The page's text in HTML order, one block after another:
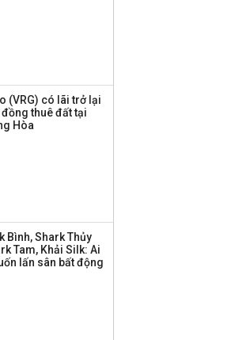
án Sheraton Phú
Hoa Hồng bỗng
‘biến mất’, một
ty khác đã giải thể
(VRG) có lãi trở lại
đồng thuê đất tại
Hòa
Bình, Shark Thủy
Tam, Khải Silk: Ai
lấn sân bất động